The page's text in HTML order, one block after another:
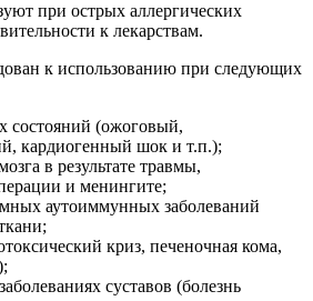
при острых аллергических
к лекарствам.
к использованию при следующих
состояний (ожоговый,
кардиогенный шок и т.п.);
в результате травмы,
и менингите;
аутоиммунных заболеваний
криз, печеночная кома,
суставов (болезнь